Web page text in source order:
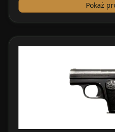
Pokaż